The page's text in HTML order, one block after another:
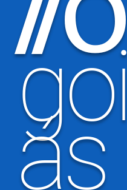
por
cobrança
indevida do
Detran-GO
há 5 dias
goi
ás